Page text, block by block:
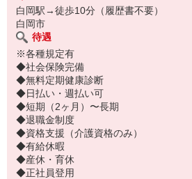
白岡駅→徒歩10分（履歴書不要）
白岡市
待遇
※各種規定有
◆社会保険完備
◆無料定期健康診断
◆日払い・週払い可
◆短期（2ヶ月）〜長期
◆退職金制度
◆資格支援（介護資格のみ）
◆有給休暇
◆産休・育休
◆正社員登用